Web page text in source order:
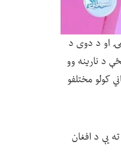
او د دوی د
د نارینه وو
کولو مختلفو
یې د افغان